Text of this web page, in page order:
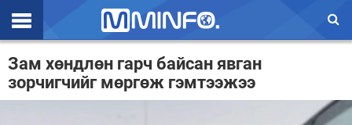
Эхлэл
Цаг агаар
Зам хөндлөн гарч байсан явган
зорчигчийг мөргөж гэмтээжээ